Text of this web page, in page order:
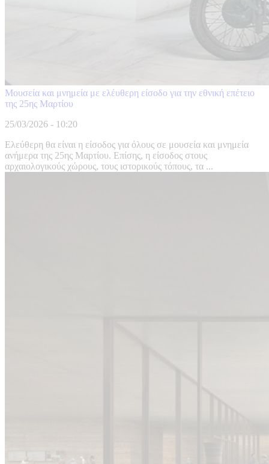
Μουσεία και μνημεία με ελέυθερη είσοδο για την εθνική επέτειο
της 25ης Μαρτίου
25/03/2026 - 10:20
Ελεύθερη θα είναι η είσοδος για όλους σε μουσεία και μνημεία
ανήμερα της 25ης Μαρτίου. Επίσης, η είσοδος στους
αρχαιολογικούς χώρους, τους ιστορικούς τόπους, τα ...